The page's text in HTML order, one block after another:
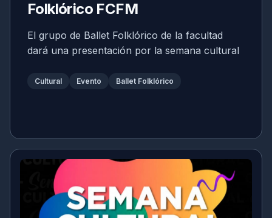
Folklórico FCFM
El grupo de Ballet Folklórico de la facultad
dará una presentación por la semana cultural
Cultural Evento Ballet Folklórico